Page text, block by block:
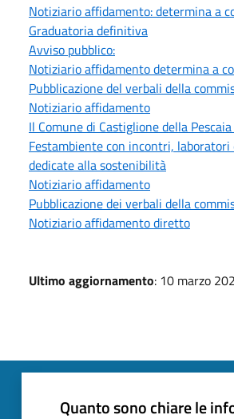
Notiziario affidamento: determina a
Graduatoria definitiva
Avviso pubblico:
Notiziario affidamento determina a
Pubblicazione del verbali della
Notiziario affidamento
Il Comune di Castiglione della
Festambiente con incontri,
dedicate alla sostenibilità
Notiziario affidamento
Pubblicazione dei verbali della
Notiziario affidamento diretto
Ultimo aggiornamento: 10 marzo
Quanto sono chiare le